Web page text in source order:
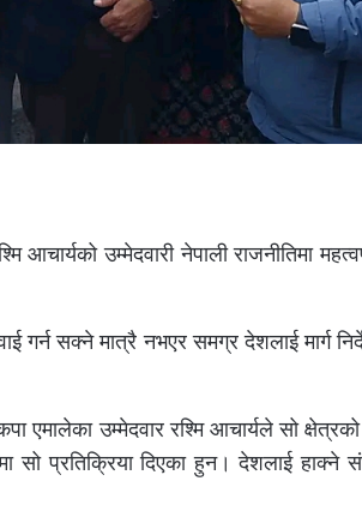
आचार्यको उम्मेदवारी नेपाली राजनीतिमा
गर्न सक्ने मात्रै नभएर समग्र देशलाई मार्ग
एमालेका उम्मेदवार रश्मि आचार्यले सो
प्रतिक्रिया दिएका हुन। देशलाई हाक्ने